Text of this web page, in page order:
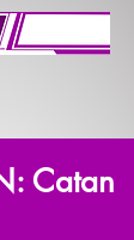
Catan